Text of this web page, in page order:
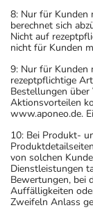
8: Nur für Kunden
berechnet sich
Nicht auf
nicht für Kunden
9: Nur für Kunden
rezeptpflichtige
Bestellungen
Aktionsvorteilen
www.aponeo.de.
10: Bei Produkt-
von solchen
Dienstleistungen
Bewertungen, bei
Auffälligkeiten
Zweifeln Anlass